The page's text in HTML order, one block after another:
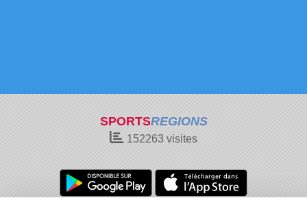
SPORTSREGIONS
152263 visites